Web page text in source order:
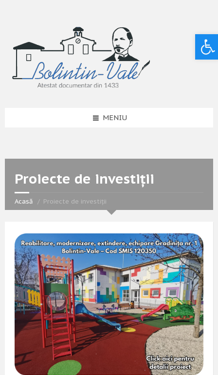
MENIU
Proiecte de investiții
Acasă Proiecte de investiții
Deschide bara de unelte